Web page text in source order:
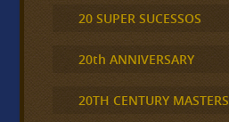
20 SUPER SUCESSOS
20th ANNIVERSARY
20TH CENTURY MASTERS